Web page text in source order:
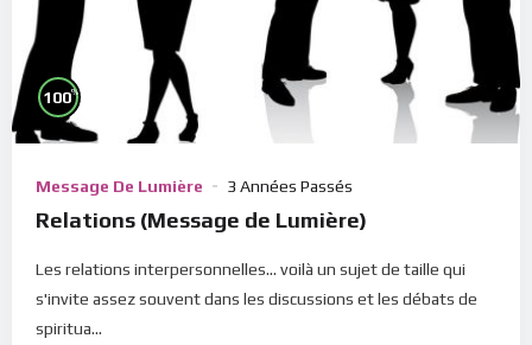
100%
Message De Lumière 3 Années Passés
Relations (Message de Lumière)
Les relations interpersonnelles... voilà un sujet de taille qui
s'invite assez souvent dans les discussions et les débats de
spiritua...